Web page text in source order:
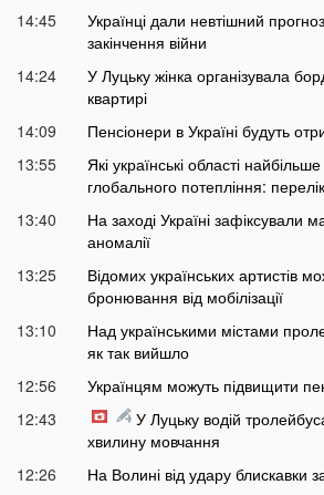
14:45
Українці дали невтішний
закінчення війни
14:24
У Луцьку жінка організувала
квартирі
14:09
Пенсіонери в Україні будуть
13:55
Які українські області
глобального потепління: перелік
13:40
На заході Україні зафіксували
аномалії
13:25
Відомих українських артистів
бронювання від мобілізації
13:10
Над українськими містами
як так вийшло
12:56
Українцям можуть підвищити
12:43
У Луцьку водій
хвилину мовчання
12:26
На Волині від удару блискавки